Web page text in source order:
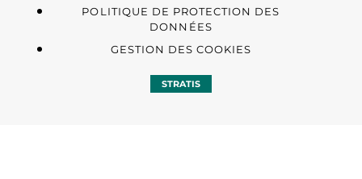
POLITIQUE DE PROTECTION DES
DONNÉES
GESTION DES COOKIES
STRATIS